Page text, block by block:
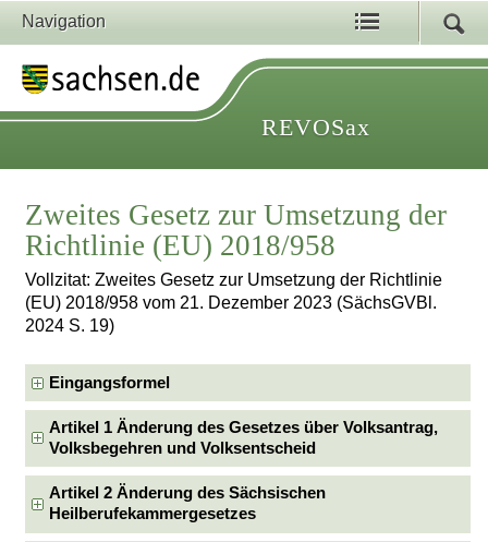
Navigation
REVOSax
Zweites Gesetz zur Umsetzung der
Richtlinie (EU) 2018/958
Vollzitat: Zweites Gesetz zur Umsetzung der Richtlinie
(EU) 2018/958 vom 21. Dezember 2023 (SächsGVBl.
2024 S. 19)
Eingangsformel
Artikel 1 Änderung des Gesetzes über Volksantrag,
Volksbegehren und Volksentscheid
Artikel 2 Änderung des Sächsischen
Heilberufekammergesetzes